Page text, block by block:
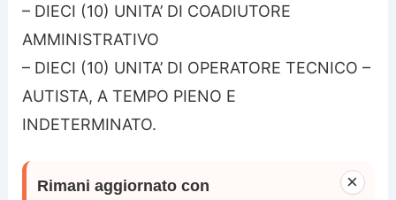
– DIECI (10) UNITA’ DI COADIUTORE
AMMINISTRATIVO
– DIECI (10) UNITA’ DI OPERATORE TECNICO –
AUTISTA, A TEMPO PIENO E
INDETERMINATO.
×
Rimani aggiornato con